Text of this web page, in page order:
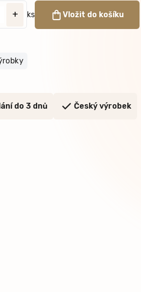
+ ks Vložit do košíku
do 3 dnů Český výrobek